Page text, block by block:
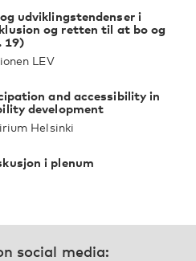
udviklingstendenser i
og retten til at bo og
19)
LEV
and accessibility in
development
Helsinki
i plenum
social media: